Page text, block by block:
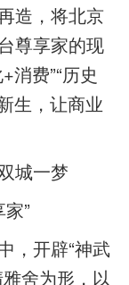
造，将北京
尊享家的现
消费”“历史
生，让商业
城一梦
”
开辟“神武
舍为形，以